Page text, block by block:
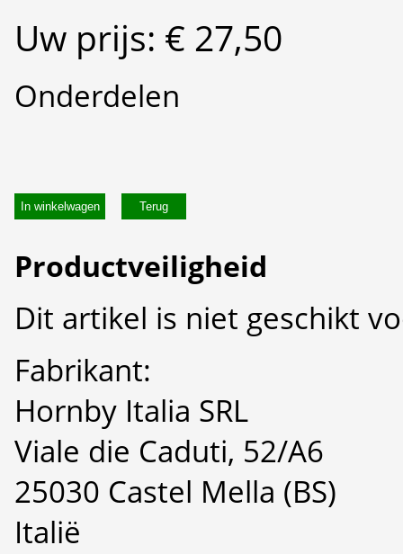
Uw prijs: € 27,50
Onderdelen
In winkelwagen
Productveiligheid
Dit artikel is niet geschikt
Fabrikant:
Hornby Italia SRL
Viale die Caduti, 52/A6
25030 Castel Mella (BS)
Italië